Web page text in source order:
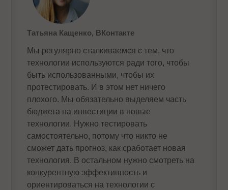
Татьяна Кащенко, ВКонтакте
Мы регулярно сталкиваемся с тем, что
технологии используются ради того, чтобы
быть использованными, чтобы их
протестировать. И в этом нет ничего
плохого. Мы обязательно выделяем часть
бюджета на инвестиции в новые
технологии. Нужно тестировать
самостоятельно, потому что никто не
сможет дать прогноз, как сработает новая
технология. В остальном нужно смотреть на
конкурентную эффективность и
ориентироваться на технологии с